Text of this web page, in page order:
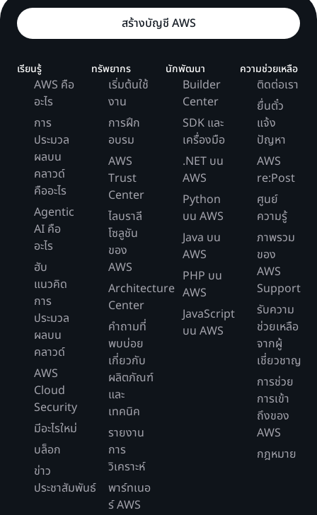
สร้างบัญชี AWS
เรียนรู้
AWS คือ
อะไร
การ
ประมวล
ผลบน
คลาวด์
คืออะไร
Agentic
AI คือ
อะไร
ฮับ
แนวคิด
การ
ประมวล
ผลบน
คลาวด์
AWS
Cloud
Security
มีอะไรใหม่
บล็อก
ข่าว
ประชาสัมพันธ์
ทรัพยากร
เริ่มต้นใช้
งาน
การฝึก
อบรม
AWS
Trust
Center
ไลบราลี
โซลูชัน
ของ
AWS
Architecture
Center
คำถามที่
พบบ่อย
เกี่ยวกับ
ผลิตภัณฑ์
และ
เทคนิค
รายงาน
การ
วิเคราะห์
พาร์ทเนอ
ร์ AWS
นักพัฒนา
Builder
Center
SDK และ
เครื่องมือ
.NET บน
AWS
Python
บน AWS
Java บน
AWS
PHP บน
AWS
JavaScript
บน AWS
ความช่วยเหลือ
ติดต่อเรา
ยื่นตั๋ว
แจ้ง
ปัญหา
AWS
re:Post
ศูนย์
ความรู้
ภาพรวม
ของ
AWS
Support
รับความ
ช่วยเหลือ
จากผู้
เชี่ยวชาญ
การช่วย
การเข้า
ถึงของ
AWS
กฎหมาย